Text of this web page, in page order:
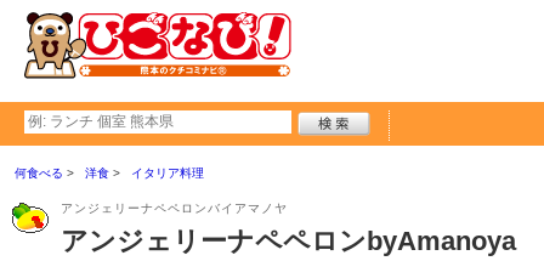
何食べる 洋食 イタリア料理
アンジェリーナペペロンバイアマノヤ
アンジェリーナペペロンbyAmanoya